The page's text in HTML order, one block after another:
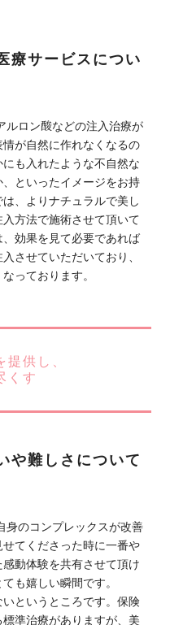
サービスについ
ルロン酸などの注入治療が
が自然に作れなくなるの
も入れたような不自然な
といったイメージをお持
、よりナチュラルで美し
方法で施術させて頂いて
効果を見て必要であれば
させていただいており、
っております。
提供し、
くす
難しさについて
身のコンプレックスが改善
てくださった時に一番や
動体験を共有させて頂け
も嬉しい瞬間です。
というところです。保険
準治療がありますが、美